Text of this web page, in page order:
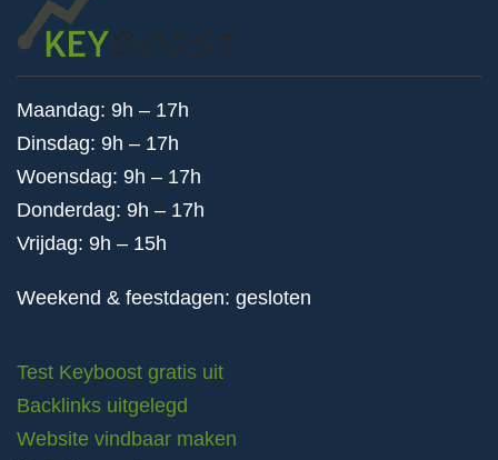
Maandag: 9h – 17h
Dinsdag: 9h – 17h
Woensdag: 9h – 17h
Donderdag: 9h – 17h
Vrijdag: 9h – 15h
Weekend & feestdagen: gesloten
Test Keyboost gratis uit
Backlinks uitgelegd
Website vindbaar maken